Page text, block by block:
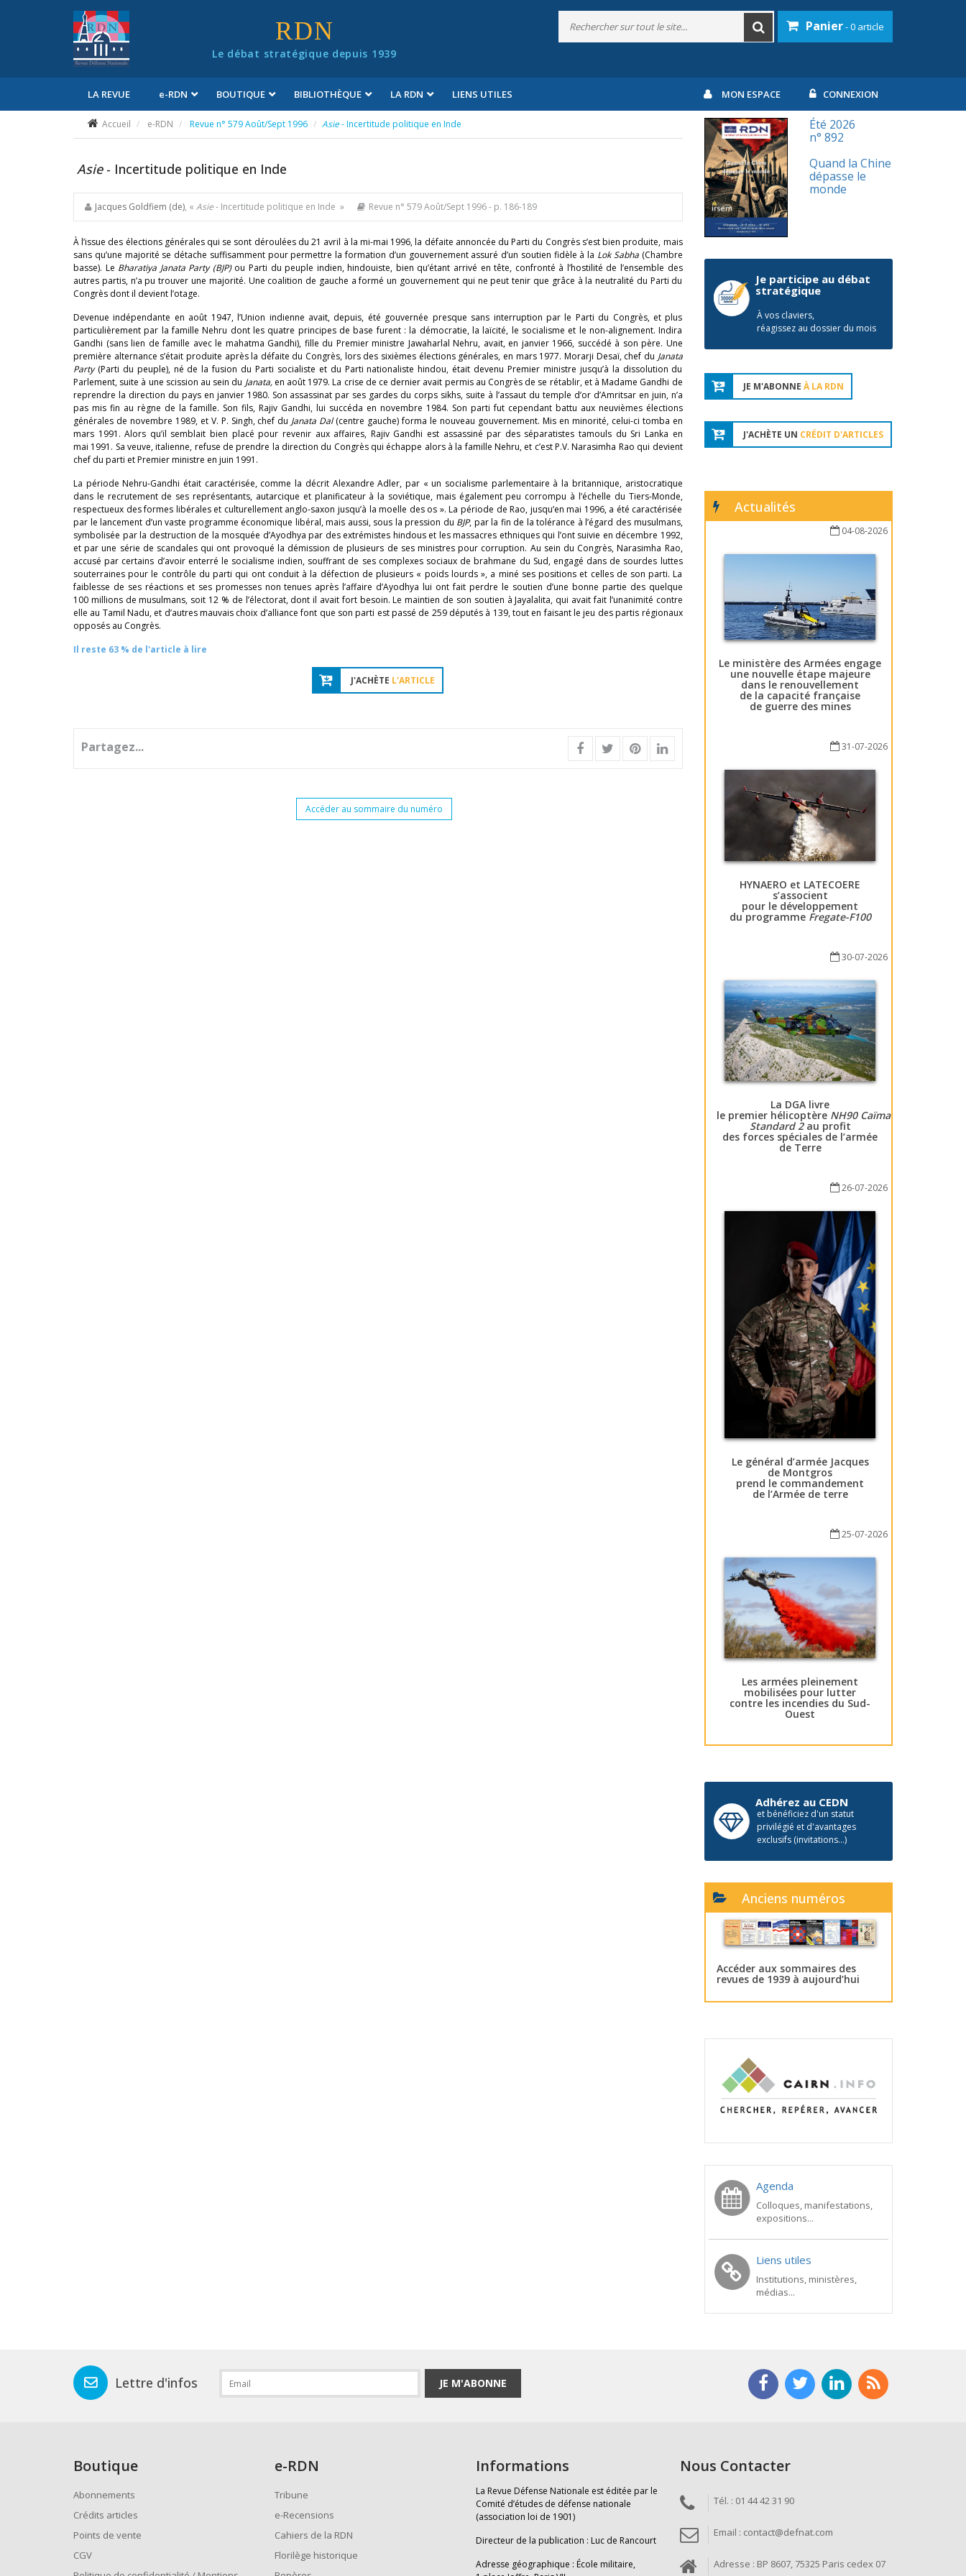
RDN
Le débat stratégique depuis 1939
Panier- 0 article
LA REVUE e-RDN BOUTIQUE BIBLIOTHÈQUE LA RDN LIENS UTILES MON ESPACE CONNEXION
Accueil e-RDN Revue n° 579 Août/Sept 1996 Asie- Incertitude politique en Inde
Asie - Incertitude politique en Inde
Jacques Goldfiem (de), « Asie- Incertitude politique en Inde » Revue n° 579 Août/Sept 1996- p. 186-189
À l’issue des élections générales qui se sont déroulées du 21 avril à la mi-mai 1996, la défaite annoncée du Parti du Congrès s’est bien produite, mais
sans qu’une majorité se détache suffisamment pour permettre la formation d’un gouvernement assuré d’un soutien fidèle à la Lok Sabha(Chambre
basse). Le Bharatiya Janata Party (BJP)ou Parti du peuple indien, hindouiste, bien qu’étant arrivé en tête, confronté à l’hostilité de l’ensemble des
autres partis, n’a pu trouver une majorité. Une coalition de gauche a formé un gouvernement qui ne peut tenir que grâce à la neutralité du Parti du
Congrès dont il devient l’otage.
Devenue indépendante en août 1947, l’Union indienne avait, depuis, été gouvernée presque sans interruption par le Parti du Congrès, et plus
particulièrement par la famille Nehru dont les quatre principes de base furent : la démocratie, la laïcité, le socialisme et le non-alignement. Indira
Gandhi (sans lien de famille avec le mahatma Gandhi), fille du Premier ministre Jawaharlal Nehru, avait, en janvier 1966, succédé à son père. Une
première alternance s’était produite après la défaite du Congrès, lors des sixièmes élections générales, en mars 1977. Morarji Desaï, chef du Janata
Party(Parti du peuple), né de la fusion du Parti socialiste et du Parti nationaliste hindou, était devenu Premier ministre jusqu’à la dissolution du
Parlement, suite à une scission au sein du Janata, en août 1979. La crise de ce dernier avait permis au Congrès de se rétablir, et à Madame Gandhi de
reprendre la direction du pays en janvier 1980. Son assassinat par ses gardes du corps sikhs, suite à l’assaut du temple d’or d’Amritsar en juin, n’a
pas mis fin au règne de la famille. Son fils, Rajiv Gandhi, lui succéda en novembre 1984. Son parti fut cependant battu aux neuvièmes élections
générales de novembre 1989, et V. P. Singh, chef du Janata Dal(centre gauche) forma le nouveau gouvernement. Mis en minorité, celui-ci tomba en
mars 1991. Alors qu’il semblait bien placé pour revenir aux affaires, Rajiv Gandhi est assassiné par des séparatistes tamouls du Sri Lanka en
mai 1991. Sa veuve, italienne, refuse de prendre la direction du Congrès qui échappe alors à la famille Nehru, et c’est P.V. Narasimha Rao qui devient
chef du parti et Premier ministre en juin 1991.
La période Nehru-Gandhi était caractérisée, comme la décrit Alexandre Adler, par « un socialisme parlementaire à la britannique, aristocratique
dans le recrutement de ses représentants, autarcique et planificateur à la soviétique, mais également peu corrompu à l’échelle du Tiers-Monde,
respectueux des formes libérales et culturellement anglo-saxon jusqu’à la moelle des os ». La période de Rao, jusqu’en mai 1996, a été caractérisée
par le lancement d’un vaste programme économique libéral, mais aussi, sous la pression du BJP, par la fin de la tolérance à l’égard des musulmans,
symbolisée par la destruction de la mosquée d’Ayodhya par des extrémistes hindous et les massacres ethniques qui l’ont suivie en décembre 1992,
et par une série de scandales qui ont provoqué la démission de plusieurs de ses ministres pour corruption. Au sein du Congrès, Narasimha Rao,
accusé par certains d’avoir enterré le socialisme indien, souffrant de ses complexes sociaux de brahmane du Sud, engagé dans de sourdes luttes
souterraines pour le contrôle du parti qui ont conduit à la défection de plusieurs « poids lourds », a miné ses positions et celles de son parti. La
faiblesse de ses réactions et ses promesses non tenues après l’affaire d’Ayodhya lui ont fait perdre le soutien d’une bonne partie des quelque
100 millions de musulmans, soit 12 % de l’électorat, dont il avait fort besoin. Le maintien de son soutien à Jayalalita, qui avait fait l’unanimité contre
elle au Tamil Nadu, et d’autres mauvais choix d’alliance font que son parti est passé de 259 députés à 139, tout en faisant le jeu des partis régionaux
opposés au Congrès.
Il reste 63 % de l'article à lire
J'ACHÈTE L'ARTICLE
Partagez...
Accéder au sommaire du numéro
Été 2026
n° 892
Quand la Chine
dépasse le
monde
Je participe au débat
stratégique
À vos claviers,
réagissez au dossier du mois
JE M'ABONNE À LA RDN
J'ACHÈTE UN CRÉDIT D'ARTICLES
Actualités
04-08-2026
Le ministère des Armées engage
une nouvelle étape majeure
dans le renouvellement
de la capacité française
de guerre des mines
31-07-2026
HYNAERO et LATECOERE
s’associent
pour le développement
du programme Fregate-F100
30-07-2026
La DGA livre
le premier hélicoptère NH90 Caïman
Standard 2au profit
des forces spéciales de l’armée
de Terre
26-07-2026
Le général d’armée Jacques
de Montgros
prend le commandement
de l’Armée de terre
25-07-2026
Les armées pleinement
mobilisées pour lutter
contre les incendies du Sud-
Ouest
Adhérez au CEDN
et bénéficiez d'un statut
privilégié et d'avantages
exclusifs (invitations...)
Anciens numéros
Accéder aux sommaires des
revues de 1939 à aujourd’hui
Agenda
Colloques, manifestations,
expositions...
Liens utiles
Institutions, ministères,
médias...
Lettre d'infos JE M'ABONNE
Boutique
Abonnements
Crédits articles
Points de vente
CGV
e-RDN
Tribune
e-Recensions
Cahiers de la RDN
Florilège historique
Informations
La Revue Défense Nationale est éditée par le
Comité d’études de défense nationale
(association loi de 1901)
Directeur de la publication : Luc de Rancourt
Adresse géographique : École militaire,
Nous Contacter
Tél. : 01 44 42 31 90
Email : contact@defnat.com
Adresse : BP 8607, 75325 Paris cedex 07